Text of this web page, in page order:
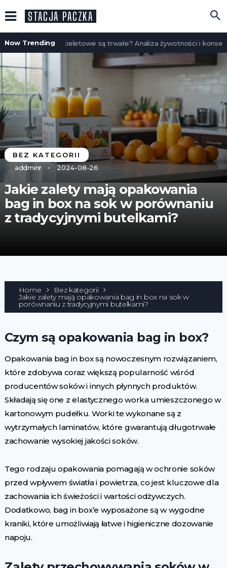
STACJA PACZKA
Now Trending
Czy domy szkieletowe są trwałe? Analiza żywotności i
BEZ KATEGORII
addminr
2024-08-26
Jakie zalety mają opakowania
bag in box na sok w porównaniu
z tradycyjnymi butelkami?
Home Bez kategorii
Jakie zalety mają opakowania bag in box na sok w
porównaniu z tradycyjnymi butelkami?
Czym są opakowania bag in box?
Opakowania bag in box są nowoczesnym rozwiązaniem,
które zdobywa coraz większą popularność wśród
producentów soków i innych płynnych produktów.
Składają się one z elastycznego worka umieszczonego w
kartonowym pudełku. Worki te wykonane są z
wytrzymałych laminatów, które gwarantują długotrwałe
zachowanie wysokiej jakości soków.
Tego rodzaju opakowania pomagają w ochronie soków
przed wpływem światła i powietrza, co jest kluczowe dla
zachowania ich świeżości i wartości odżywczych.
Dodatkowo, bag in box’e wyposażone są w wygodne
kraniki, które umożliwiają łatwe i higieniczne dozowanie
napoju.